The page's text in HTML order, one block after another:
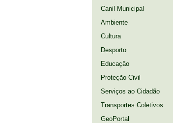
Canil Municipal
Ambiente
Cultura
Desporto
Educação
Proteção Civil
Serviços ao Cidadão
Transportes Coletivos
GeoPortal